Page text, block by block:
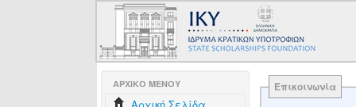
AΡΧΙΚΟ ΜΕΝΟΥ Επικοινωνία